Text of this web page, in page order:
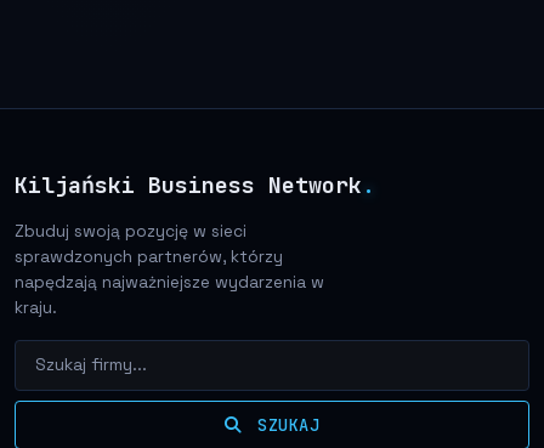
Kiljański Business Network .
Zbuduj swoją pozycję w sieci
sprawdzonych partnerów, którzy
napędzają najważniejsze wydarzenia w
kraju.
SZUKAJ